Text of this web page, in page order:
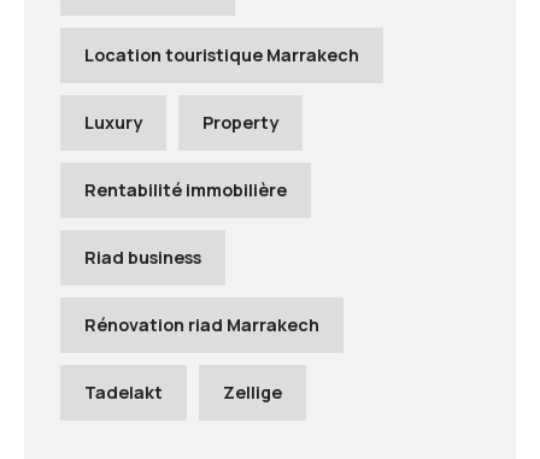
Location touristique Marrakech
Luxury Property
Rentabilité immobilière
Riad business
Rénovation riad Marrakech
Tadelakt Zellige